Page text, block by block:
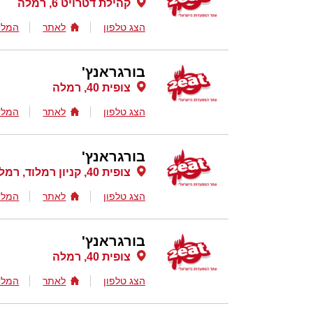
קהילת דטרויט 6, רמלה
הצג טלפון לאתר
בורגראנץ'
צופית 40, רמלה
הצג טלפון לאתר
בורגראנץ'
צופית 40, קניון רמלוד, רמלה
הצג טלפון לאתר
בורגראנץ'
צופית 40, רמלה
הצג טלפון לאתר